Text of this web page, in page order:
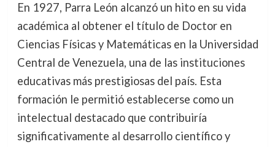
En 1927, Parra León alcanzó un hito en su vida
académica al obtener el título de Doctor en
Ciencias Físicas y Matemáticas en la Universidad
Central de Venezuela, una de las instituciones
educativas más prestigiosas del país. Esta
formación le permitió establecerse como un
intelectual destacado que contribuiría
significativamente al desarrollo científico y